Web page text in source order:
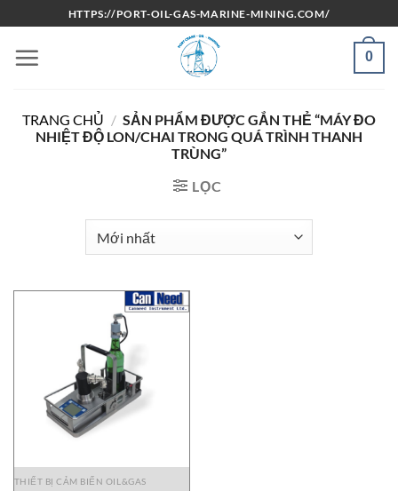
qua
nội
HTTPS://PORT-OIL-GAS-MARINE-MINING.COM/
0
TRANG CHỦ / SẢN PHẨM ĐƯỢC GẮN THẺ “MÁY ĐO
NHIỆT ĐỘ LON/CHAI TRONG QUÁ TRÌNH THANH
TRÙNG”
LỌC
THIẾT BỊ CẢM BIẾN OIL&GAS